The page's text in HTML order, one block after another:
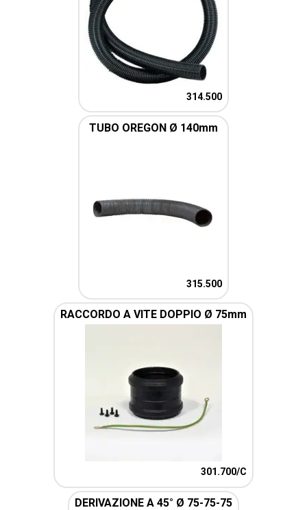
314.500
TUBO OREGON Ø 140mm
315.500
RACCORDO A VITE DOPPIO Ø 75mm
301.700/C
DERIVAZIONE A 45° Ø 75-75-75